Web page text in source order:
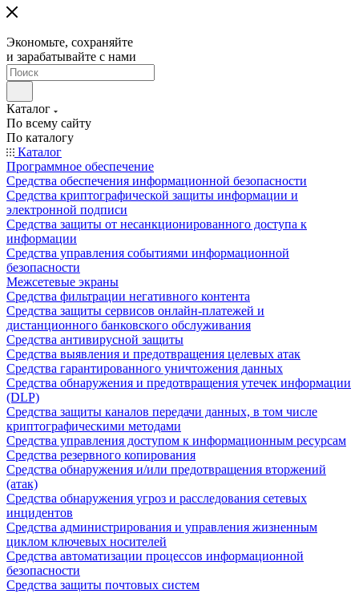
Экономьте, сохраняйте
и зарабатывайте с нами
Каталог
По всему сайту
По каталогу
Каталог
Программное обеспечение
Средства обеспечения информационной безопасности
Средства криптографической защиты информации и
электронной подписи
Средства защиты от несанкционированного доступа к
информации
Средства управления событиями информационной
безопасности
Межсетевые экраны
Средства фильтрации негативного контента
Средства защиты сервисов онлайн-платежей и
дистанционного банковского обслуживания
Средства антивирусной защиты
Средства выявления и предотвращения целевых атак
Средства гарантированного уничтожения данных
Средства обнаружения и предотвращения утечек информации
(DLP)
Средства защиты каналов передачи данных, в том числе
криптографическими методами
Средства управления доступом к информационным ресурсам
Средства резервного копирования
Средства обнаружения и/или предотвращения вторжений
(атак)
Средства обнаружения угроз и расследования сетевых
инцидентов
Средства администрирования и управления жизненным
циклом ключевых носителей
Средства автоматизации процессов информационной
безопасности
Средства защиты почтовых систем